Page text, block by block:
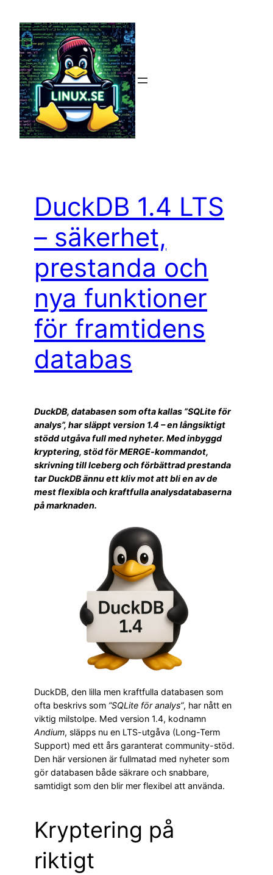
innehåll
DuckDB 1.4 LTS
– säkerhet,
prestanda och
nya funktioner
för framtidens
databas
DuckDB, databasen som ofta kallas ”SQLite för
analys”, har släppt version 1.4 – en långsiktigt
stödd utgåva full med nyheter. Med inbyggd
kryptering, stöd för MERGE-kommandot,
skrivning till Iceberg och förbättrad prestanda
tar DuckDB ännu ett kliv mot att bli en av de
mest flexibla och kraftfulla analysdatabaserna
på marknaden.
DuckDB, den lilla men kraftfulla databasen som
ofta beskrivs som ”SQLite för analys”, har nått en
viktig milstolpe. Med version 1.4, kodnamn
Andium, släpps nu en LTS-utgåva (Long-Term
Support) med ett års garanterat community-stöd.
Den här versionen är fullmatad med nyheter som
gör databasen både säkrare och snabbare,
samtidigt som den blir mer flexibel att använda.
Kryptering på
riktigt